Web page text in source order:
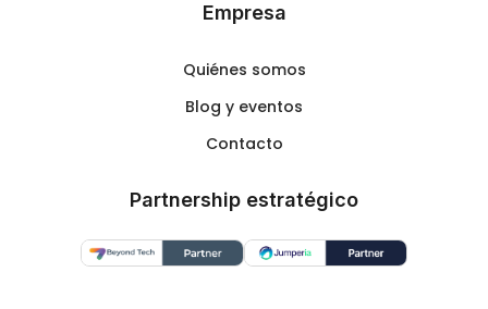
Empresa
Quiénes somos
Blog y eventos
Contacto
Partnership estratégico